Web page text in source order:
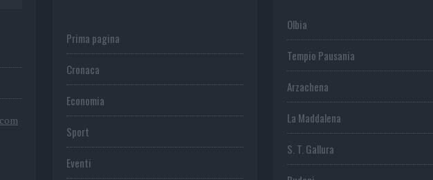
Prima pagina
Cronaca
Economia
Sport
Eventi
Olbia
Tempio Pausania
Arzachena
La Maddalena
S. T. Gallura